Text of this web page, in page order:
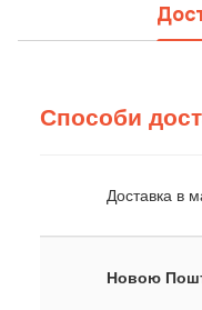
Способи
Доставка в
Новою